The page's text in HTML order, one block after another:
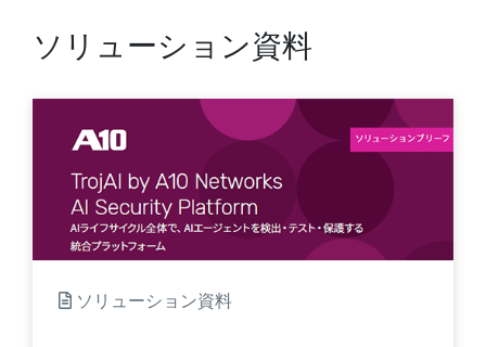
ソリューション資料
ソリューション資料